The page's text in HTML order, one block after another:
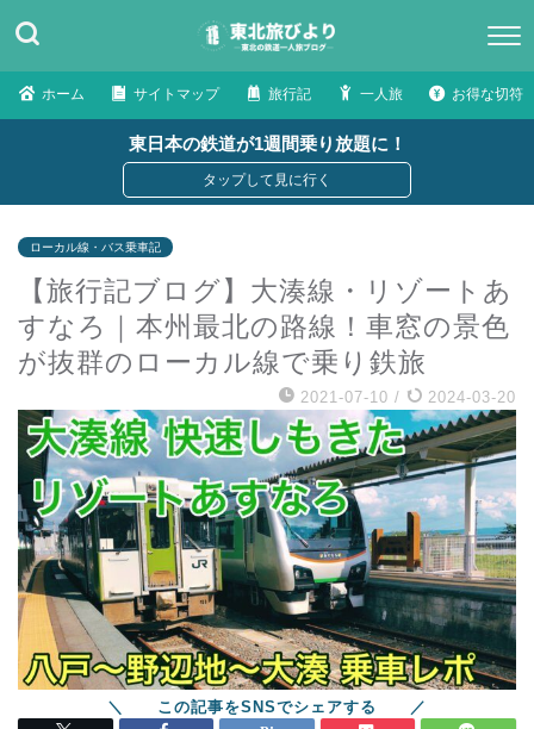
ホーム サイトマップ 旅行記 一人旅 お得な切符
東日本の鉄道が1週間乗り放題に！
ローカル線・バス乗車記
【旅行記ブログ】大湊線・リゾートあ
すなろ｜本州最北の路線！車窓の景色
が抜群のローカル線で乗り鉄旅
2021-07-10 / 2024-03-20